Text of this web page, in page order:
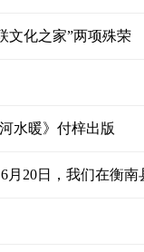
文化之家”两项殊荣
水暖》付梓出版
20日，我们在衡南